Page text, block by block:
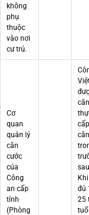
không
phụ
thuộc
vào nơi
cư trú.
Cơ
quan
quản lý
căn
cước
của
Công
an cấp
tỉnh
(Phòng
đủ
25